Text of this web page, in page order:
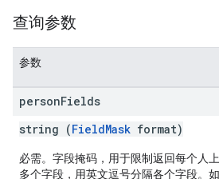
查询参数
参数
personFields
string (FieldMask format)
必需。字段掩码，用于限制返回每个人
多个字段，用英文逗号分隔各个字段。